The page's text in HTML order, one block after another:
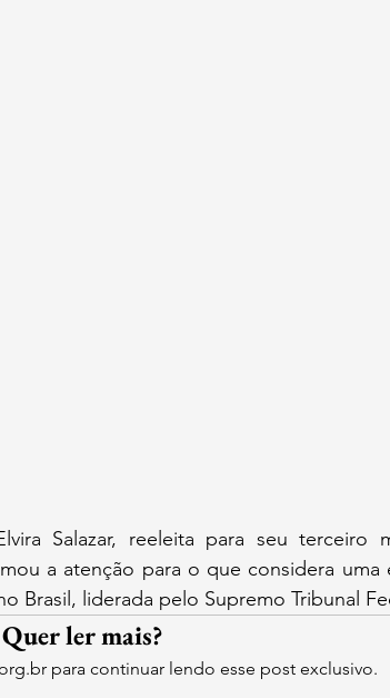
Salazar, reeleita para seu terceiro
a atenção para o que considera uma
Brasil, liderada pelo Supremo Tribunal
Quer ler mais?
para continuar lendo esse post exclusivo.